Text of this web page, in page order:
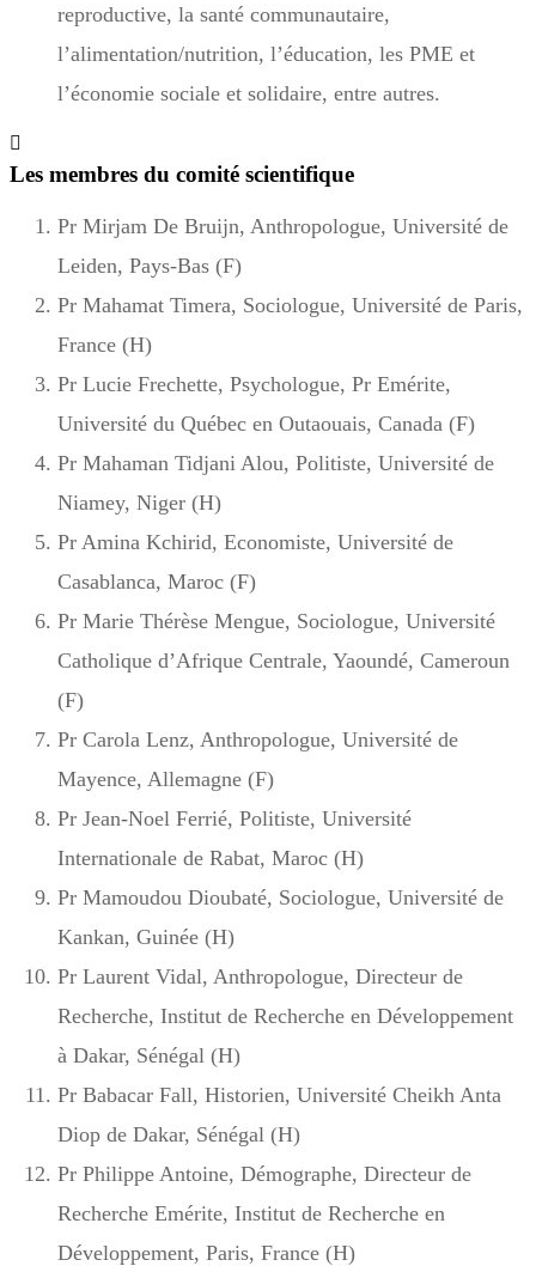
reproductive, la santé communautaire,
l’alimentation/nutrition, l’éducation, les PME et
l’économie sociale et solidaire, entre autres.
Les membres du comité scientifique
Pr Mirjam De Bruijn, Anthropologue, Université de
Leiden, Pays-Bas (F)
Pr Mahamat Timera, Sociologue, Université de Paris,
France (H)
Pr Lucie Frechette, Psychologue, Pr Emérite,
Université du Québec en Outaouais, Canada (F)
Pr Mahaman Tidjani Alou, Politiste, Université de
Niamey, Niger (H)
Pr Amina Kchirid, Economiste, Université de
Casablanca, Maroc (F)
Pr Marie Thérèse Mengue, Sociologue, Université
Catholique d’Afrique Centrale, Yaoundé, Cameroun
(F)
Pr Carola Lenz, Anthropologue, Université de
Mayence, Allemagne (F)
Pr Jean-Noel Ferrié, Politiste, Université
Internationale de Rabat, Maroc (H)
Pr Mamoudou Dioubaté, Sociologue, Université de
Kankan, Guinée (H)
Pr Laurent Vidal, Anthropologue, Directeur de
Recherche, Institut de Recherche en Développement
à Dakar, Sénégal (H)
Pr Babacar Fall, Historien, Université Cheikh Anta
Diop de Dakar, Sénégal (H)
Pr Philippe Antoine, Démographe, Directeur de
Recherche Emérite, Institut de Recherche en
Développement, Paris, France (H)